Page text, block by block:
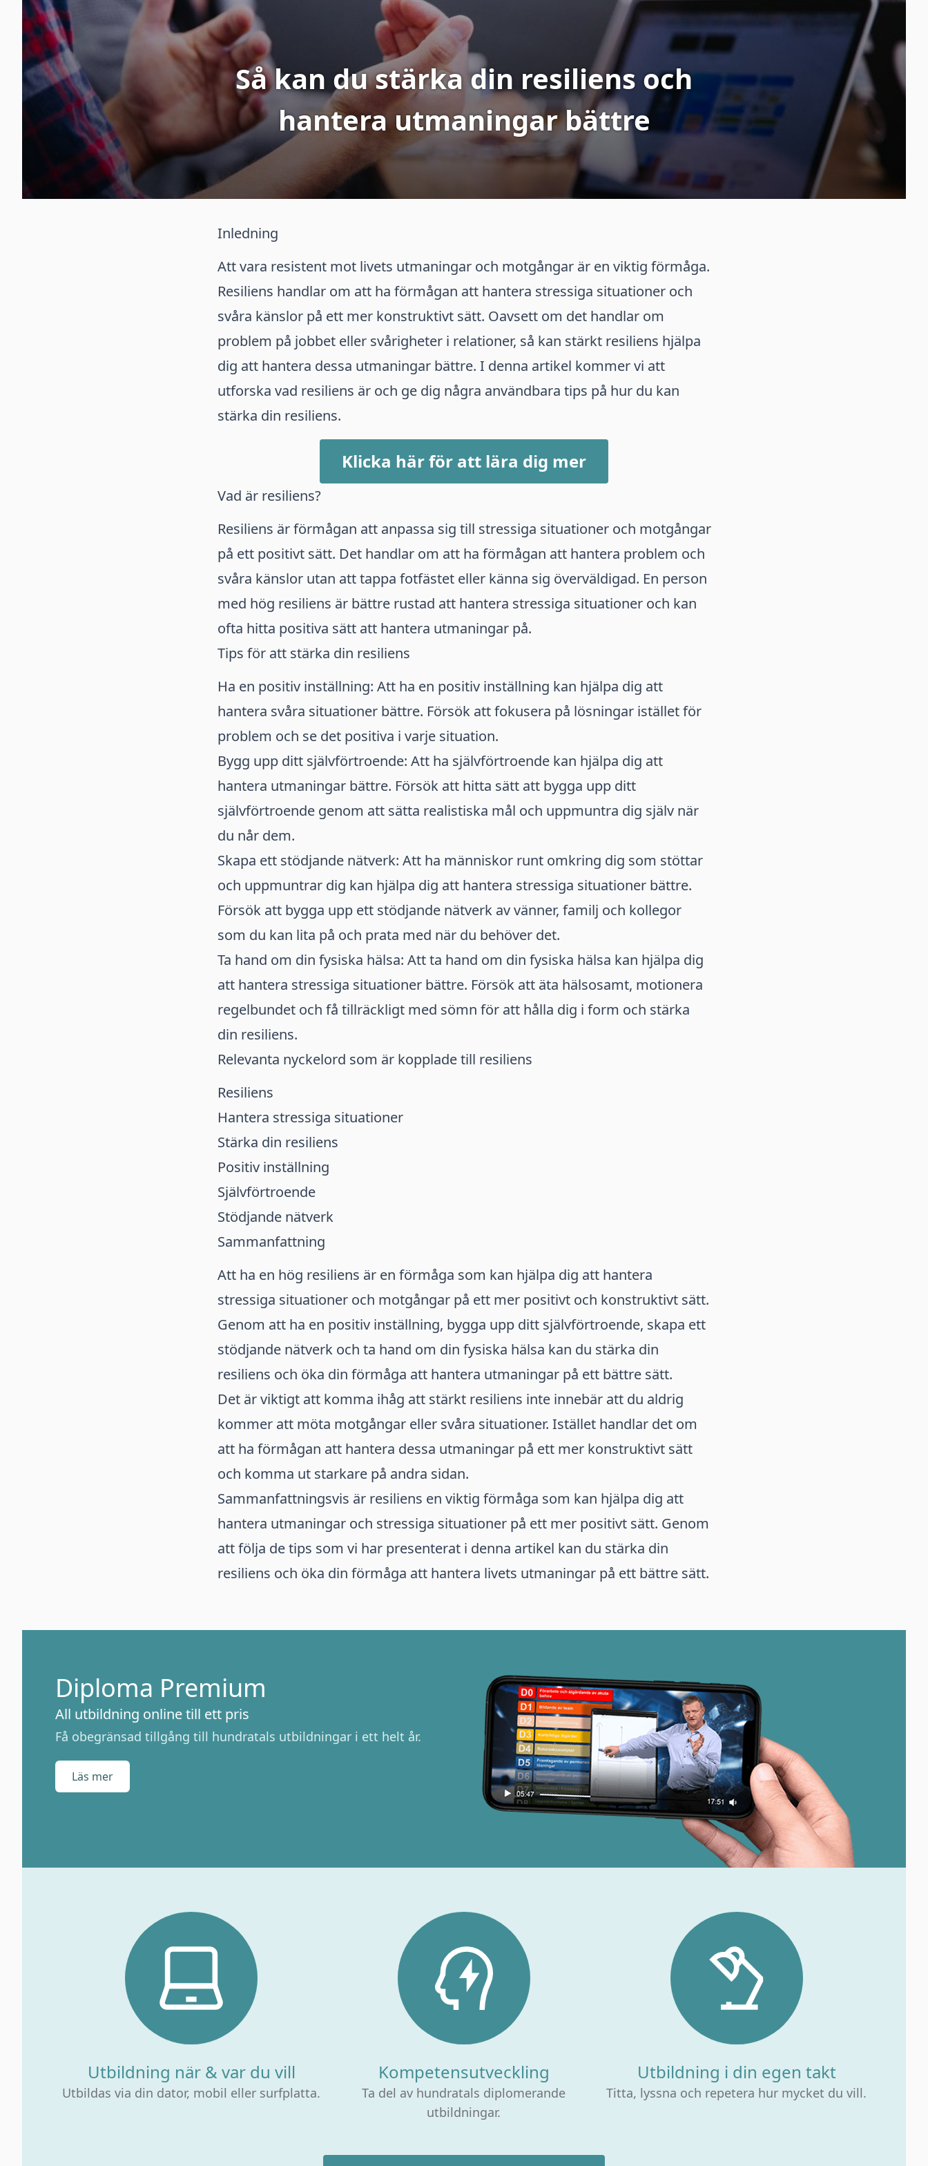
Så kan du stärka din resiliens och
hantera utmaningar bättre
Inledning
Att vara resistent mot livets utmaningar och motgångar är en viktig förmåga.
Resiliens handlar om att ha förmågan att hantera stressiga situationer och
svåra känslor på ett mer konstruktivt sätt. Oavsett om det handlar om
problem på jobbet eller svårigheter i relationer, så kan stärkt resiliens hjälpa
dig att hantera dessa utmaningar bättre. I denna artikel kommer vi att
utforska vad resiliens är och ge dig några användbara tips på hur du kan
stärka din resiliens.
Klicka här för att lära dig mer
Vad är resiliens?
Resiliens är förmågan att anpassa sig till stressiga situationer och motgångar
på ett positivt sätt. Det handlar om att ha förmågan att hantera problem och
svåra känslor utan att tappa fotfästet eller känna sig överväldigad. En person
med hög resiliens är bättre rustad att hantera stressiga situationer och kan
ofta hitta positiva sätt att hantera utmaningar på.
Tips för att stärka din resiliens
Ha en positiv inställning: Att ha en positiv inställning kan hjälpa dig att
hantera svåra situationer bättre. Försök att fokusera på lösningar istället för
problem och se det positiva i varje situation.
Bygg upp ditt självförtroende: Att ha självförtroende kan hjälpa dig att
hantera utmaningar bättre. Försök att hitta sätt att bygga upp ditt
självförtroende genom att sätta realistiska mål och uppmuntra dig själv när
du når dem.
Skapa ett stödjande nätverk: Att ha människor runt omkring dig som stöttar
och uppmuntrar dig kan hjälpa dig att hantera stressiga situationer bättre.
Försök att bygga upp ett stödjande nätverk av vänner, familj och kollegor
som du kan lita på och prata med när du behöver det.
Ta hand om din fysiska hälsa: Att ta hand om din fysiska hälsa kan hjälpa dig
att hantera stressiga situationer bättre. Försök att äta hälsosamt, motionera
regelbundet och få tillräckligt med sömn för att hålla dig i form och stärka
din resiliens.
Relevanta nyckelord som är kopplade till resiliens
Resiliens
Hantera stressiga situationer
Stärka din resiliens
Positiv inställning
Självförtroende
Stödjande nätverk
Sammanfattning
Att ha en hög resiliens är en förmåga som kan hjälpa dig att hantera
stressiga situationer och motgångar på ett mer positivt och konstruktivt sätt.
Genom att ha en positiv inställning, bygga upp ditt självförtroende, skapa ett
stödjande nätverk och ta hand om din fysiska hälsa kan du stärka din
resiliens och öka din förmåga att hantera utmaningar på ett bättre sätt.
Det är viktigt att komma ihåg att stärkt resiliens inte innebär att du aldrig
kommer att möta motgångar eller svåra situationer. Istället handlar det om
att ha förmågan att hantera dessa utmaningar på ett mer konstruktivt sätt
och komma ut starkare på andra sidan.
Sammanfattningsvis är resiliens en viktig förmåga som kan hjälpa dig att
hantera utmaningar och stressiga situationer på ett mer positivt sätt. Genom
att följa de tips som vi har presenterat i denna artikel kan du stärka din
resiliens och öka din förmåga att hantera livets utmaningar på ett bättre sätt.
Diploma Premium
All utbildning online till ett pris
Få obegränsad tillgång till hundratals utbildningar i ett helt år.
Läs mer
Utbildning när & var du vill
Utbildas via din dator, mobil eller surfplatta.
Kompetensutveckling
Ta del av hundratals diplomerande
utbildningar.
Utbildning i din egen takt
Titta, lyssna och repetera hur mycket du vill.